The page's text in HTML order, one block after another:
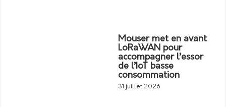
Mouser met en avant
LoRaWAN pour
accompagner l’essor
de l’IoT basse
consommation
31 juillet 2026